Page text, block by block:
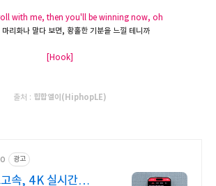
with me, then you'll be winning now, oh
마리화나 말다 보면, 황홀한 기분을 느낄 테니까
[Hook]
출처 : 힙합엘이(HiphopLE)
광고
속, 4K 실시간